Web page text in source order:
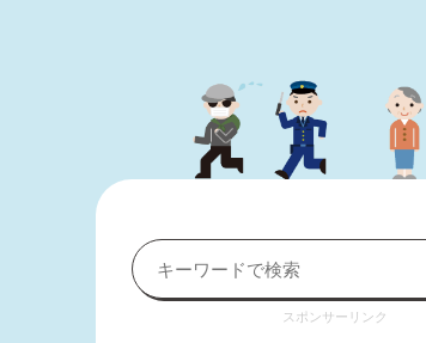
スポンサーリンク